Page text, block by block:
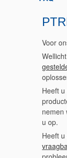
Voor
Heeft
nemen
u op.
Heeft